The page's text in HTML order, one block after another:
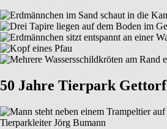
50 Jahre Tierpark Gettorf
Tierparkleiter Jörg Bumann